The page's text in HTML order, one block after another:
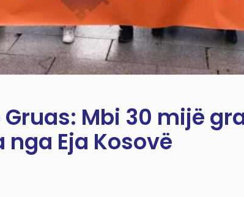
Mbi 30 mijë
Eja Kosovë